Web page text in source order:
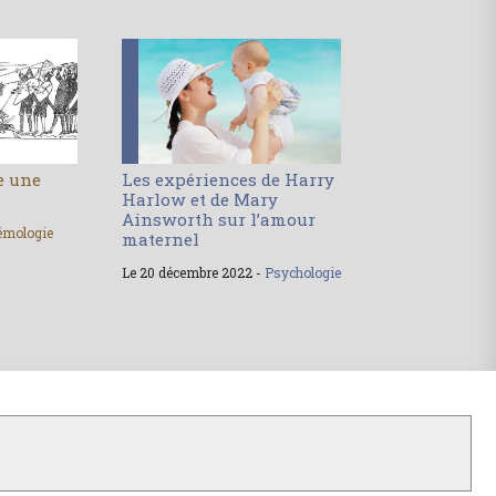
une
Les expériences de Harry
Harlow et de Mary
Ainsworth sur l’amour
maternel
Le 20 décembre 2022 - Psychologie